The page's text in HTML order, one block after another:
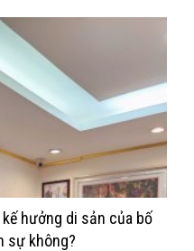
hưởng di sản của bố
sự không?